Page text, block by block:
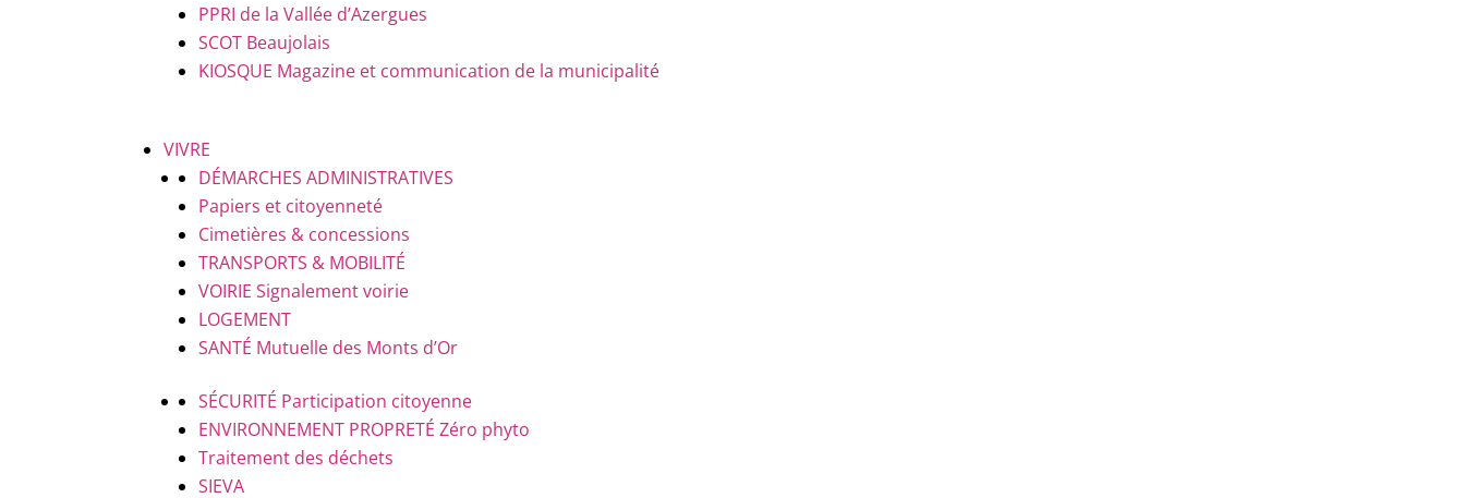
PPRI de la Vallée d’Azergues
SCOT Beaujolais
KIOSQUE Magazine et communication de la municipalité
VIVRE
DÉMARCHES ADMINISTRATIVES
Papiers et citoyenneté
Cimetières & concessions
TRANSPORTS & MOBILITÉ
VOIRIE Signalement voirie
LOGEMENT
SANTÉ Mutuelle des Monts d’Or
SÉCURITÉ Participation citoyenne
ENVIRONNEMENT PROPRETÉ Zéro phyto
Traitement des déchets
SIEVA